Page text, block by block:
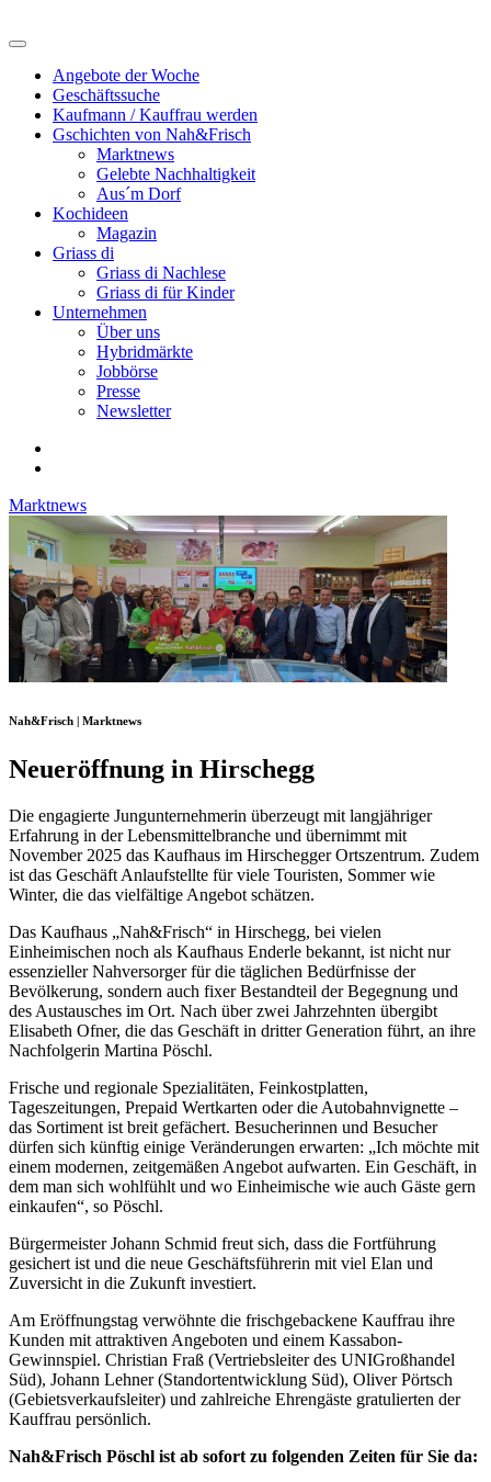
Angebote der Woche
Geschäftssuche
Kaufmann / Kauffrau werden
Gschichten von Nah&Frisch
Marktnews
Gelebte Nachhaltigkeit
Aus´m Dorf
Kochideen
Magazin
Griass di
Griass di Nachlese
Griass di für Kinder
Unternehmen
Über uns
Hybridmärkte
Jobbörse
Presse
Newsletter
Marktnews
Nah&Frisch | Marktnews
Neueröffnung in Hirschegg
Die engagierte Jungunternehmerin überzeugt mit langjähriger
Erfahrung in der Lebensmittelbranche und übernimmt mit
November 2025 das Kaufhaus im Hirschegger Ortszentrum. Zudem
ist das Geschäft Anlaufstellte für viele Touristen, Sommer wie
Winter, die das vielfältige Angebot schätzen.
Das Kaufhaus „Nah&Frisch“ in Hirschegg, bei vielen
Einheimischen noch als Kaufhaus Enderle bekannt, ist nicht nur
essenzieller Nahversorger für die täglichen Bedürfnisse der
Bevölkerung, sondern auch fixer Bestandteil der Begegnung und
des Austausches im Ort. Nach über zwei Jahrzehnten übergibt
Elisabeth Ofner, die das Geschäft in dritter Generation führt, an ihre
Nachfolgerin Martina Pöschl.
Frische und regionale Spezialitäten, Feinkostplatten,
Tageszeitungen, Prepaid Wertkarten oder die Autobahnvignette –
das Sortiment ist breit gefächert. Besucherinnen und Besucher
dürfen sich künftig einige Veränderungen erwarten: „Ich möchte mit
einem modernen, zeitgemäßen Angebot aufwarten. Ein Geschäft, in
dem man sich wohlfühlt und wo Einheimische wie auch Gäste gern
einkaufen“, so Pöschl.
Bürgermeister Johann Schmid freut sich, dass die Fortführung
gesichert ist und die neue Geschäftsführerin mit viel Elan und
Zuversicht in die Zukunft investiert.
Am Eröffnungstag verwöhnte die frischgebackene Kauffrau ihre
Kunden mit attraktiven Angeboten und einem Kassabon-
Gewinnspiel. Christian Fraß (Vertriebsleiter des UNIGroßhandel
Süd), Johann Lehner (Standortentwicklung Süd), Oliver Pörtsch
(Gebietsverkaufsleiter) und zahlreiche Ehrengäste gratulierten der
Kauffrau persönlich.
Nah&Frisch Pöschl ist ab sofort zu folgenden Zeiten für Sie da: